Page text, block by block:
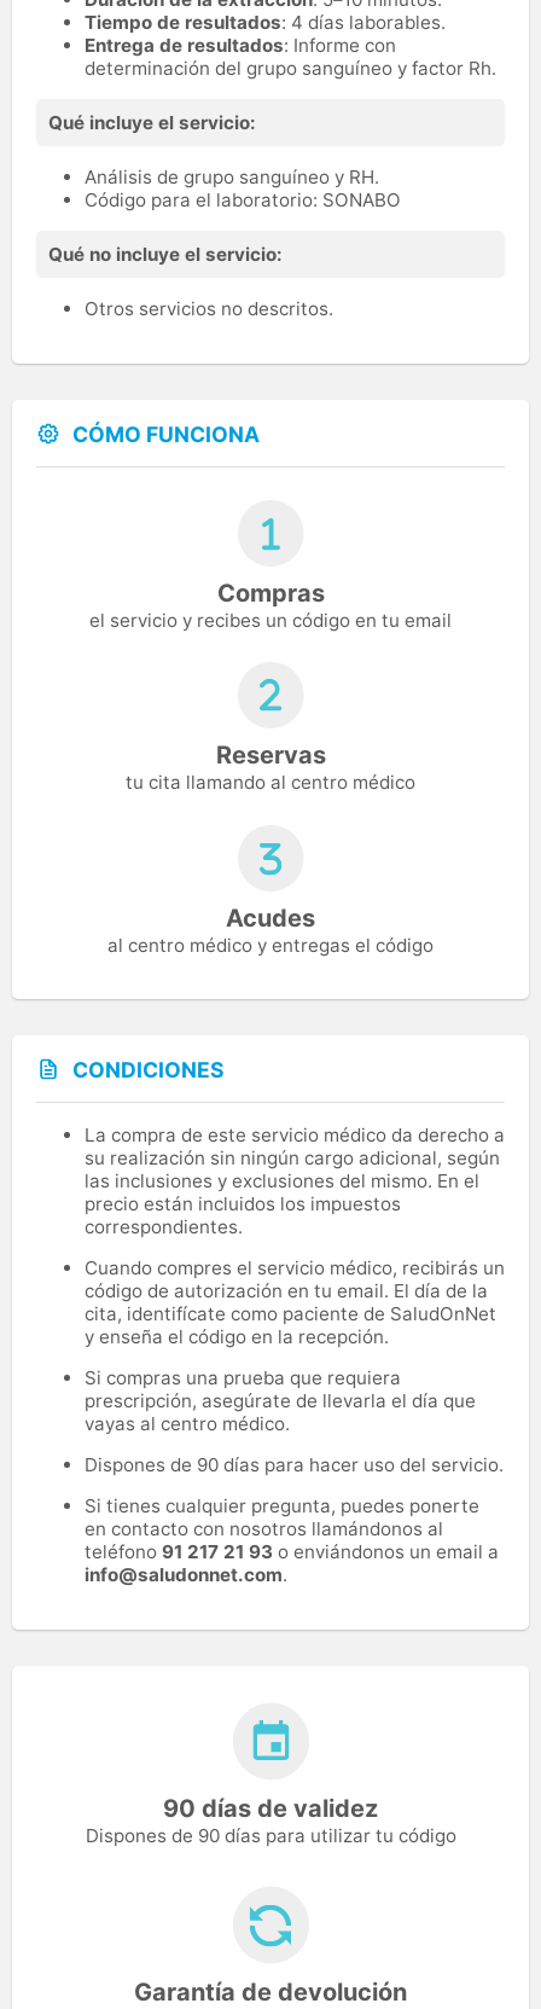
Tiempo de resultados: 4 días laborables.
Entrega de resultados: Informe con
determinación del grupo sanguíneo y factor Rh.
Qué incluye el servicio:
Análisis de grupo sanguíneo y RH.
Código para el laboratorio: SONABO
Qué no incluye el servicio:
Otros servicios no descritos.
CÓMO FUNCIONA
Compras
el servicio y recibes un código en tu email
Reservas
tu cita llamando al centro médico
Acudes
al centro médico y entregas el código
CONDICIONES
La compra de este servicio médico da derecho a
su realización sin ningún cargo adicional, según
las inclusiones y exclusiones del mismo. En el
precio están incluidos los impuestos
correspondientes.
Cuando compres el servicio médico, recibirás un
código de autorización en tu email. El día de la
cita, identifícate como paciente de SaludOnNet
y enseña el código en la recepción.
Si compras una prueba que requiera
prescripción, asegúrate de llevarla el día que
vayas al centro médico.
Dispones de 90 días para hacer uso del servicio.
Si tienes cualquier pregunta, puedes ponerte
en contacto con nosotros llamándonos al
teléfono 91 217 21 93 o enviándonos un email a
info@saludonnet.com.
90 días de validez
Dispones de 90 días para utilizar tu código
Garantía de devolución